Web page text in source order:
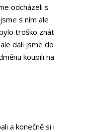
odcházeli s
s ním ale
troško znát
dali jsme do
koupili na
a konečně si i